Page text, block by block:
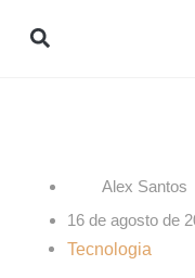
Alex Santos
16 de agosto de
Tecnologia